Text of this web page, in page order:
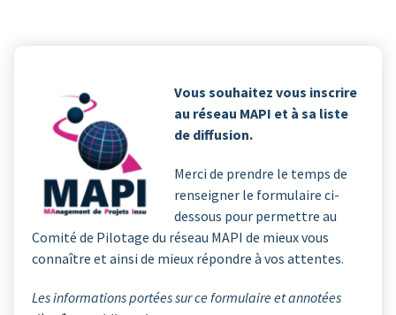
Vous souhaitez vous inscrire
au réseau MAPI et à sa liste
de diffusion.
Merci de prendre le temps de
renseigner le formulaire ci-
dessous pour permettre au
Comité de Pilotage du réseau MAPI de mieux vous
connaître et ainsi de mieux répondre à vos attentes.
Les informations portées sur ce formulaire et annotées